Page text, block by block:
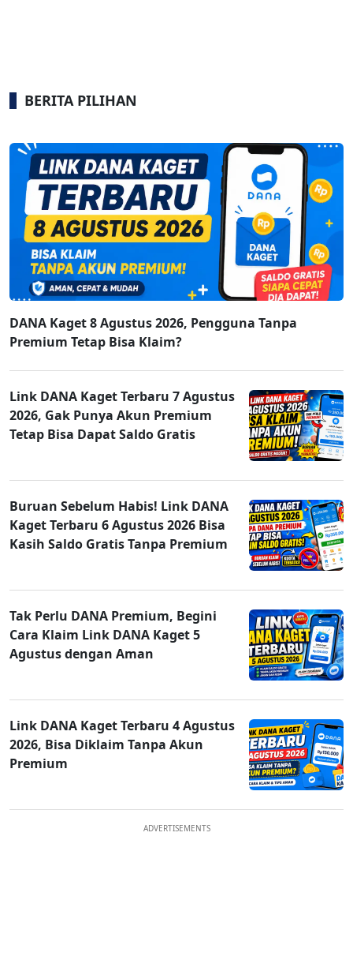
BERITA PILIHAN
DANA Kaget 8 Agustus 2026, Pengguna Tanpa
Premium Tetap Bisa Klaim?
Link DANA Kaget Terbaru 7 Agustus
2026, Gak Punya Akun Premium
Tetap Bisa Dapat Saldo Gratis
Buruan Sebelum Habis! Link DANA
Kaget Terbaru 6 Agustus 2026 Bisa
Kasih Saldo Gratis Tanpa Premium
Tak Perlu DANA Premium, Begini
Cara Klaim Link DANA Kaget 5
Agustus dengan Aman
Link DANA Kaget Terbaru 4 Agustus
2026, Bisa Diklaim Tanpa Akun
Premium
ADVERTISEMENTS